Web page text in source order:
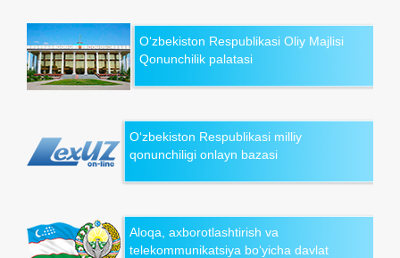
O‘zbekiston Respublikasi Oliy Majlisi
Qonunchilik palatasi
O‘zbekiston Respublikasi milliy
qonunchiligi onlayn bazasi
Aloqa, axborotlashtirish va
telekommunikatsiya bo‘yicha davlat